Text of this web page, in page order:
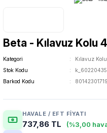
Beta - Kılavuz Kolu
Kategori
Kılavuz
Stok Kodu
Barkod Kodu
HAVALE / EFT FIYATI
737,86 TL (%3,00